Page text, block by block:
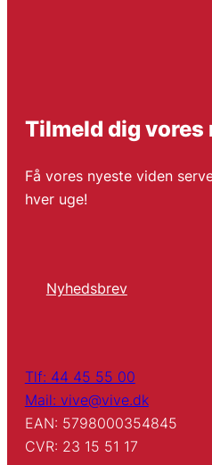
Tilmeld dig vores
Få vores nyeste viden
hver uge!
Nyhedsbrev
Tlf: 44 45 55 00
Mail: vive@vive.dk
EAN: 5798000354845
CVR: 23 15 51 17